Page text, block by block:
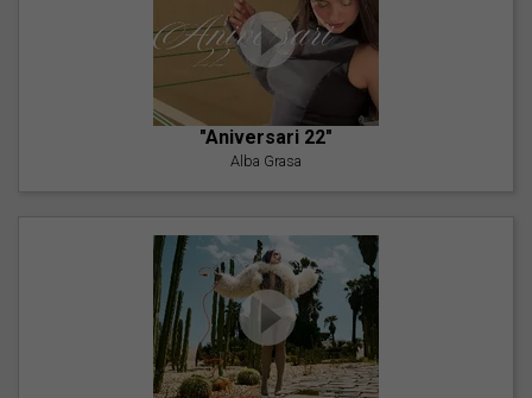
"Aniversari 22"
Alba Grasa